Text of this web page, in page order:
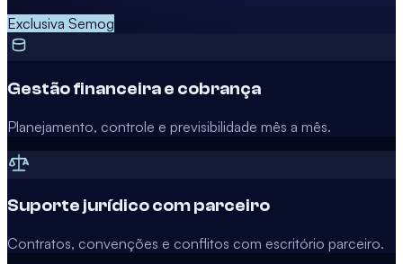
Exclusiva Semog
Gestão financeira e cobrança
Planejamento, controle e previsibilidade mês a mês.
Suporte jurídico com parceiro
Contratos, convenções e conflitos com escritório parceiro.